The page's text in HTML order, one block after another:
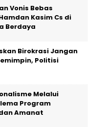
Vonis Bebas
Kasim Cs di
Berdaya
Birokrasi Jangan
Politisi
Melalui
Program
Amanat